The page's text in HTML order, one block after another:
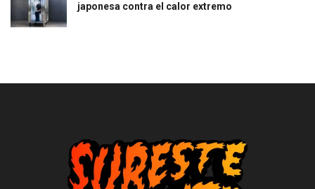
japonesa contra el calor extremo